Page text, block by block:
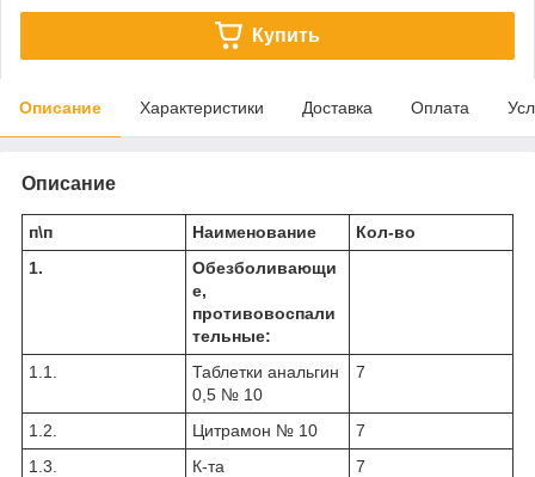
Купить
Описание Характеристики Доставка Оплата
Описание
п\п Наименование
Кол-во
1.
Обезболивающи
е,
противовоспали
тельные:
1.1.
Таблетки анальгин
0,5 № 10
7
1.2. Цитрамон № 10
7
1.3.
К-та
7